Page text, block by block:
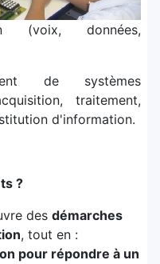
(voix, données,
de systèmes
traitement,
d'information.
?
des démarches
, tout en :
pour répondre à un